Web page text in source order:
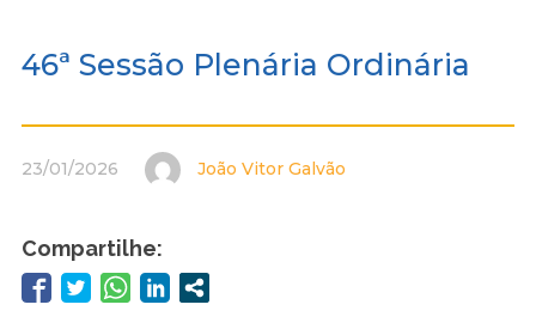
46ª Sessão Plenária Ordinária
23/01/2026 João Vitor Galvão
Compartilhe: